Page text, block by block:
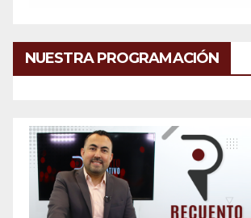
NUESTRA PROGRAMACIÓN